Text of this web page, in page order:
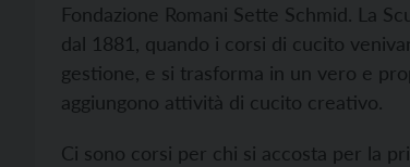
Fondazione Romani Sette Schmid. La
dal 1881, quando i corsi di cucito
gestione, e si trasforma in un vero e
aggiungono attività di cucito creativo.
Ci sono corsi per chi si accosta per la